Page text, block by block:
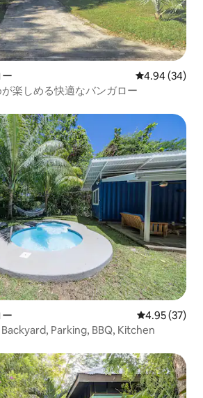
レビュー34
4.94 (34)
楽しめる快適なバンガロー
レビュー37
4.95 (37)
Parking, BBQ, Kitchen